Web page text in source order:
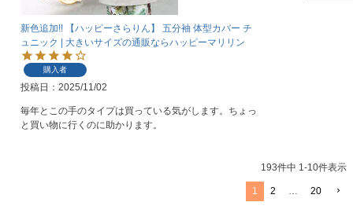
新色追加!! 【ハッピーさらりん】 五分袖 体型カバー チ
ュニック | 大きいサイズの通販ならハッピーマリリン
購入者
投稿日 2025/11/02
毎年とこの手のタイプは買っている気がします。ちょっ
と買い物に行くのに助かります。
193件中 1-10件表示
1 2 … 20